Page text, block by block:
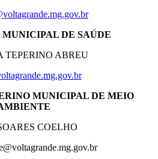
DE SAÚDE
TEPERINO ABREU
MUNICIPAL DE MEIO
COELHO